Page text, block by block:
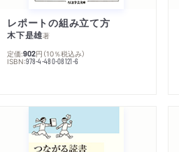
レポートの組み立て方
木下是雄著
定価:902円 （10％税込み）
ISBN:978-4-480-08121-6